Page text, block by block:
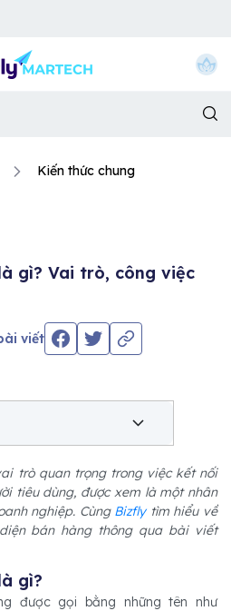
Kiến thức chung
gì? Vai trò, công việc
viết
trò quan trọng trong việc kết nối
tiêu dùng, được xem là một nhân
nghiệp. Cùng Bizflytìm hiểu về
bán hàng thông qua bài viết
gì?
được gọi bằng những tên như